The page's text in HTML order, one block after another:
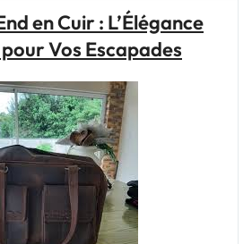
en Cuir : L’Élégance
Vos Escapades